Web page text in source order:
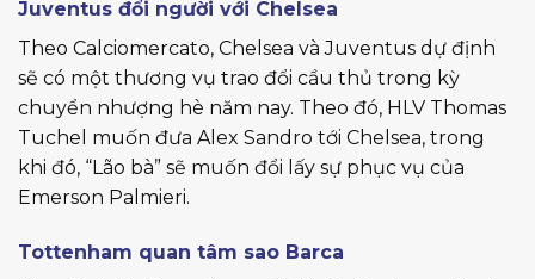
Juventus đổi người với Chelsea
Theo Calciomercato, Chelsea và Juventus dự định
sẽ có một thương vụ trao đổi cầu thủ trong kỳ
chuyển nhượng hè năm nay. Theo đó, HLV Thomas
Tuchel muốn đưa Alex Sandro tới Chelsea, trong
khi đó, “Lão bà” sẽ muốn đổi lấy sự phục vụ của
Emerson Palmieri.
Tottenham quan tâm sao Barca